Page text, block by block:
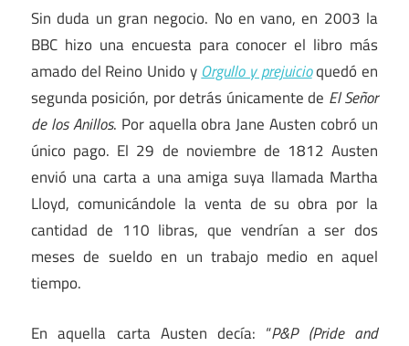
Sin duda un gran negocio. No en vano, en 2003 la
BBC hizo una encuesta para conocer el libro más
amado del Reino Unido yOrgullo y prejuicioquedó en
segunda posición, por detrás únicamente de El Señor
de los Anillos. Por aquella obra Jane Austen cobró un
único pago. El 29 de noviembre de 1812 Austen
envió una carta a una amiga suya llamada Martha
Lloyd, comunicándole la venta de su obra por la
cantidad de 110 libras, que vendrían a ser dos
meses de sueldo en un trabajo medio en aquel
tiempo.
En aquella carta Austen decía: “P&P (Pride and